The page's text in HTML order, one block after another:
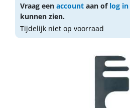
Vraag een account aan of log in
kunnen zien.
Tijdelijk niet op voorraad